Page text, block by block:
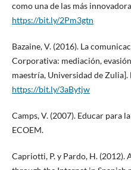
como una de las más
https://bit.ly/2Pm3gtn
Bazaine, V. (2016). La
Corporativa: mediación,
maestría, Universidad de
https://bit.ly/3aBytjw
Camps, V. (2007). Educar para
ECOEM.
Capriotti, P. y Pardo, H. (2012).